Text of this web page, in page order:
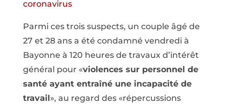
coronavirus
Parmi ces trois suspects, un couple âgé de
27 et 28 ans a été condamné vendredi à
Bayonne à 120 heures de travaux d’intérêt
général pour «violences sur personnel de
santé ayant entraîné une incapacité de
travail », au regard des «répercussions